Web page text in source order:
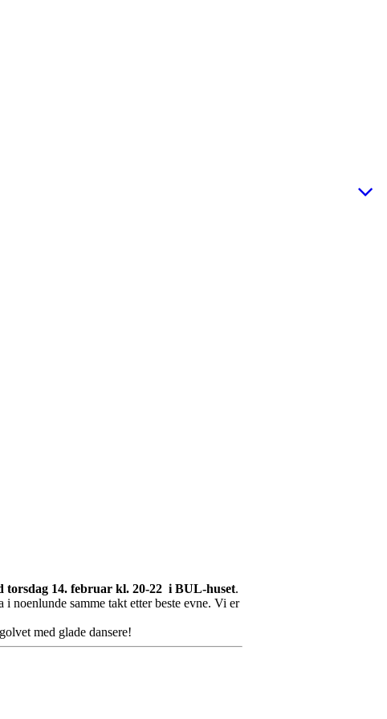
torsdag 14. februar kl. 20-22 i BUL-huset.
noenlunde samme takt etter beste evne. Vi er
med glade dansere!